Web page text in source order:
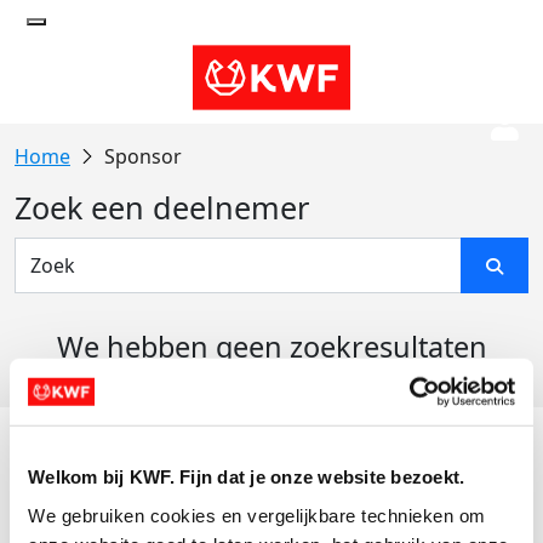
Welkom bij KWF. Fijn dat je onze website bezoekt.
We gebruiken cookies en vergelijkbare technieken om
Sponsor
Zoek een deelnemer
We hebben geen zoekresultaten
Actiematerialen
Evenementen